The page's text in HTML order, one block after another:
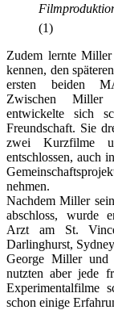
(1)
Zudem lernte
kennen, den
ersten beiden
Zwischen Miller
entwickelte sich
Freundschaft. Sie
zwei Kurzfilme
entschlossen, auch
nehmen.
Nachdem Miller
abschloss, wurde
Arzt am St.
Darlinghurst,
George Miller und
nutzten aber jede
Experimentalfilme
schon einige